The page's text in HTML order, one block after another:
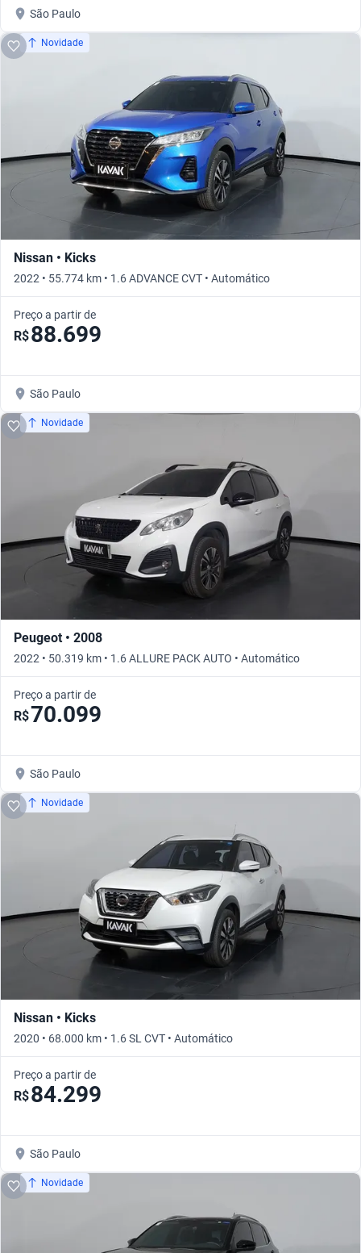
São Paulo
Novidade
Nissan • Kicks
2022 • 55.774 km • 1.6 ADVANCE CVT • Automático
Preço a partir de
R$88.699
São Paulo
Novidade
Peugeot • 2008
2022 • 50.319 km • 1.6 ALLURE PACK AUTO • Automático
Preço a partir de
R$70.099
São Paulo
Novidade
Nissan • Kicks
2020 • 68.000 km • 1.6 SL CVT • Automático
Preço a partir de
R$84.299
São Paulo
Novidade